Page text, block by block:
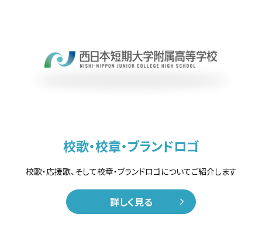
校歌・校章・ブランドロゴ
校歌・応援歌、そして校章・ブランドロゴについてご紹介します
詳しく見る